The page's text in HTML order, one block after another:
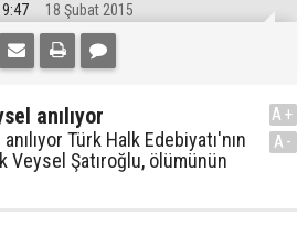
18 Şubat 2015
anılıyor
Türk Halk Edebiyatı'nın
Veysel Şatıroğlu, ölümünün
A+
A-